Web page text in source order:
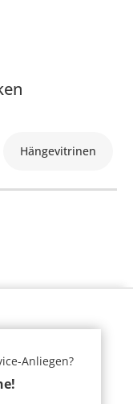
Hängevitrinen
Anliegen?